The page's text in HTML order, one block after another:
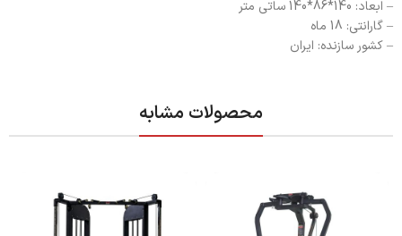
– ابعاد: 140*86*140 ساتی متر
– گارانتی: 18 ماه
– کشور سازنده: ایران
محصولات مشابه